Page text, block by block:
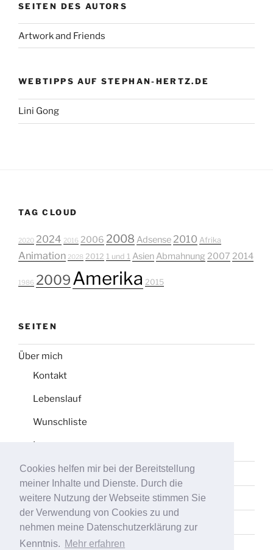
Cookies helfen mir bei der Bereitstellung
meiner Inhalte und Dienste. Durch die
weitere Nutzung der Webseite stimmen Sie
der Verwendung von Cookies zu und
nehmen meine Datenschutzerklärung zur
Kenntnis. Mehr erfahren
SEITEN DES AUTORS
Artwork and Friends
WEBTIPPS AUF STEPHAN-HERTZ.DE
Lini Gong
TAG CLOUD
2020 2024 2016 2006 2008 Adsense 2010 Afrika
Animation 2028 2012 1 und 1 Asien Abmahnung 2007 2014
1986 2009Amerika 2015
SEITEN
Über mich
Kontakt
Lebenslauf
Wunschliste
Impressum
Datenschutz
Tag-Liste
Sitemap